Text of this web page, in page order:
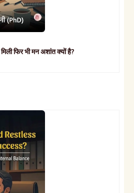
फिर भी मन अशांत क्यों है?